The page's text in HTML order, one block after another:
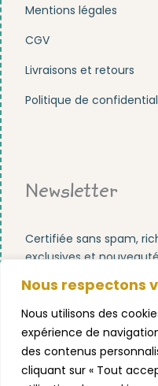
Nous respectons
Nous utilisons des
expérience de
des contenus
cliquant sur « Tout
Mentions légales
CGV
Livraisons et retours
Politique de
Newsletter
Certifiée sans spam,
exclusives et